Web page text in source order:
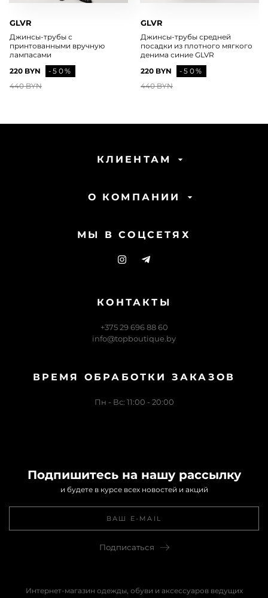
GLVR
Джинсы-трубы с
принтованными вручную
лампасами
220 BYN
-50%
440 BYN
GLVR
Джинсы-трубы средней
посадки из плотного мягкого
денима синие GLVR
220 BYN
-50%
440 BYN
КЛИЕНТАМ
О КОМПАНИИ
МЫ В СОЦСЕТЯХ
КОНТАКТЫ
+375 29 696 88 60
info@topboutique.by
ВРЕМЯ ОБРАБОТКИ ЗАКАЗОВ
Пн - Вс: 11:00 - 20:00
Подпишитесь на нашу рассылку
и будете в курсе всех новостей и акций
Подписаться
Интернет-магазин одежды, обуви и аксессуаров ведущих